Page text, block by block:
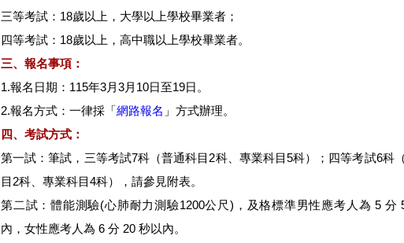
三等考試：18歲以上，大學以上學校畢業者；
四等考試：18歲以上，高中職以上學校畢業者。
三、報名事項：
1.報名日期：115年3月3月10日至19日。
2.報名方式：一律採「網路報名 」方式辦理。
四、考試方式：
第一試：筆試，三等考試7科（普通科目2科、專業科目5科）；四等考試6科
目2科、專業科目4科），請參見附表。
第二試：體能測驗(心肺耐力測驗1200公尺)，及格標準男性應考人為 5 分
內，女性應考人為 6 分 20 秒以內。